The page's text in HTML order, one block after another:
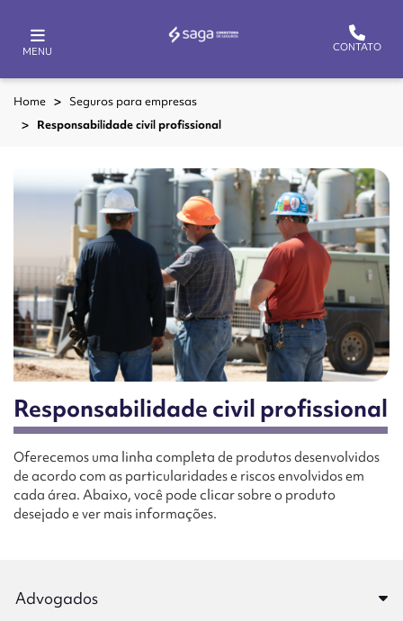
MENU CONTATO
Home
Seguros para empresas
Responsabilidade civil profissional
Responsabilidade civil profissional
Oferecemos uma linha completa de produtos desenvolvidos
de acordo com as particularidades e riscos envolvidos em
cada área. Abaixo, você pode clicar sobre o produto
desejado e ver mais informações.
Advogados